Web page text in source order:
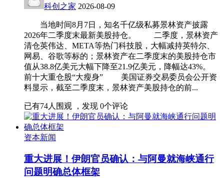
科创之家 2026-08-09
当地时间8月7日，知名千亿级私募景林资产披露
2026年二季度末最新美股持仓。 二季度，景林资产
清仓英伟达、META等热门科技股，大幅减持英特尔、
网易、谷歌等标的；景林资产在二季度末的美股持仓市
值从38.8亿美元大幅下降至21.9亿美元，降幅达43%。
前十大重仓股“大瘦身” 美国证券交易委员会公开资
料显示，截至二季度末，景林资产美股持仓的前...
已有74人围观 ，发现 0个评论
资本新闻
重大进展！伊朗官员确认：与阿曼就海峡通行
问题明确总体框架